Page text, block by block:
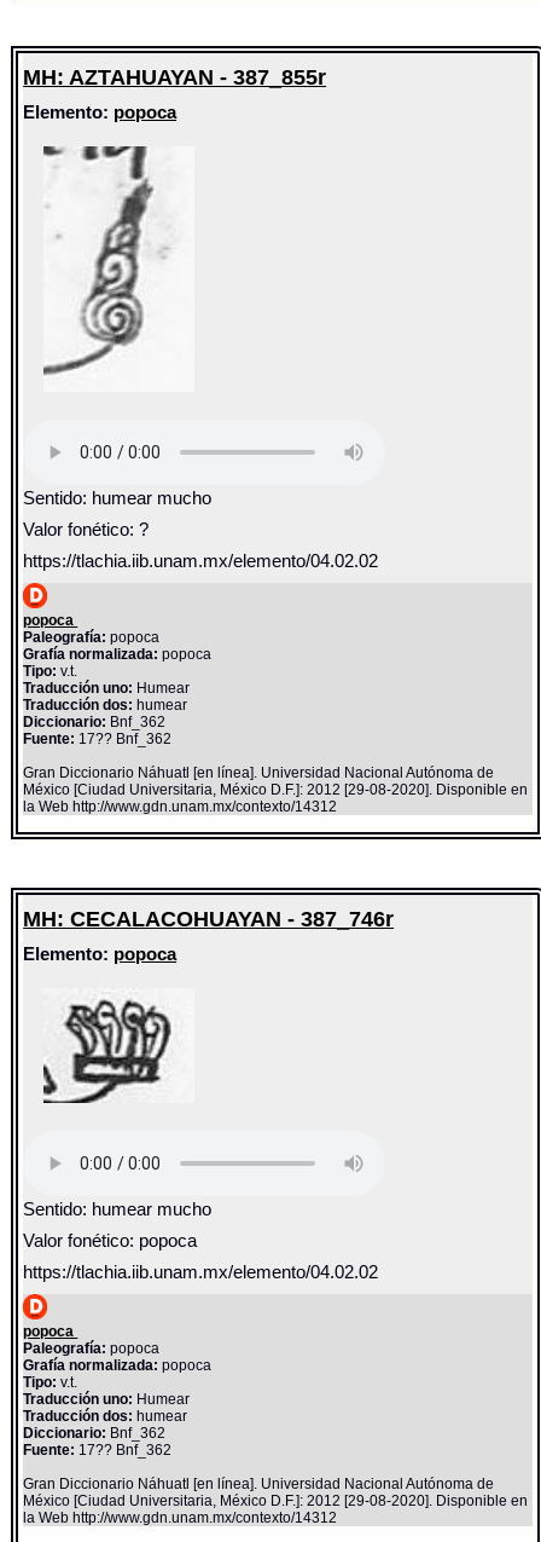
MH: AZTAHUAYAN - 387_855r
Elemento: popoca
Sentido: humear mucho
Valor fonético: ?
https://tlachia.iib.unam.mx/elemento/04.02.02
popoca
Paleografía: popoca
Grafía normalizada: popoca
Tipo: v.t.
Traducción uno: Humear
Traducción dos: humear
Diccionario: Bnf_362
Fuente: 17?? Bnf_362
Gran Diccionario Náhuatl [en línea]. Universidad Nacional Autónoma de
México [Ciudad Universitaria, México D.F.]: 2012 [29-08-2020]. Disponible en
la Web http://www.gdn.unam.mx/contexto/14312
MH: CECALACOHUAYAN - 387_746r
Elemento: popoca
Sentido: humear mucho
Valor fonético: popoca
https://tlachia.iib.unam.mx/elemento/04.02.02
popoca
Paleografía: popoca
Grafía normalizada: popoca
Tipo: v.t.
Traducción uno: Humear
Traducción dos: humear
Diccionario: Bnf_362
Fuente: 17?? Bnf_362
Gran Diccionario Náhuatl [en línea]. Universidad Nacional Autónoma de
México [Ciudad Universitaria, México D.F.]: 2012 [29-08-2020]. Disponible en
la Web http://www.gdn.unam.mx/contexto/14312